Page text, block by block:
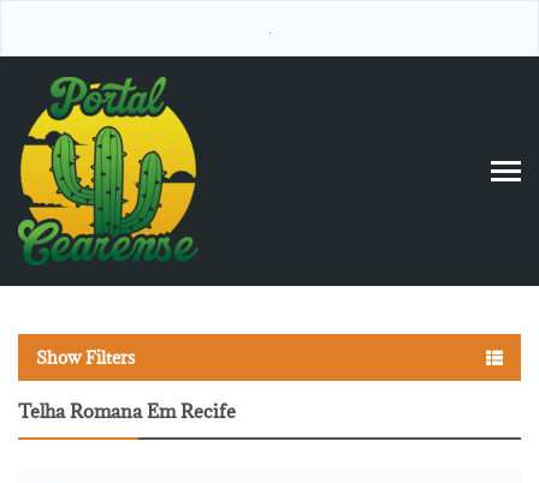
Show Filters
Telha Romana Em Recife